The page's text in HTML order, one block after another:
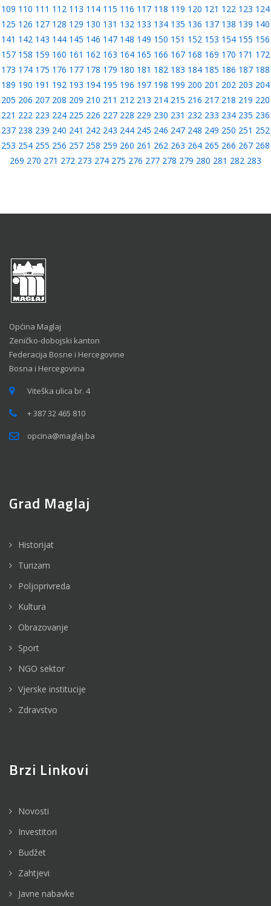
109 110 111 112 113 114 115 116 117 118 119 120 121 122 123 124
125 126 127 128 129 130 131 132 133 134 135 136 137 138 139 140
141 142 143 144 145 146 147 148 149 150 151 152 153 154 155 156
157 158 159 160 161 162 163 164 165 166 167 168 169 170 171 172
173 174 175 176 177 178 179 180 181 182 183 184 185 186 187 188
189 190 191 192 193 194 195 196 197 198 199 200 201 202 203 204
205 206 207 208 209 210 211 212 213 214 215 216 217 218 219 220
221 222 223 224 225 226 227 228 229 230 231 232 233 234 235 236
237 238 239 240 241 242 243 244 245 246 247 248 249 250 251 252
253 254 255 256 257 258 259 260 261 262 263 264 265 266 267 268
269 270 271 272 273 274 275 276 277 278 279 280 281 282 283
Općina Maglaj
Zeničko-dobojski kanton
Federacija Bosne i Hercegovine
Bosna i Hercegovina
Viteška ulica br. 4
+ 387 32 465 810
opcina@maglaj.ba
Grad Maglaj
Historijat
Turizam
Poljoprivreda
Kultura
Obrazovanje
Sport
NGO sektor
Vjerske institucije
Zdravstvo
Brzi Linkovi
Novosti
Investitori
Budžet
Zahtjevi
Javne nabavke